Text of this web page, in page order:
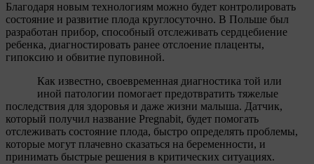
Благодаря новым технологиям можно будет контролировать
состояние и развитие плода круглосуточно. В Польше был
разработан прибор, способный отслеживать сердцебиение
ребенка, диагностировать ранее отслоение плаценты,
гипоксию и обвитие пуповиной.
Как известно, своевременная диагностика той или
иной патологии помогает предотвратить тяжелые
последствия для здоровья и даже жизни малыша. Датчик,
который получил название Pregnabit, будет помогать
отслеживать состояние плода, быстро определять проблемы,
которые могут плачевно сказаться на беременности, и
принимать быстрые решения в критических ситуациях.